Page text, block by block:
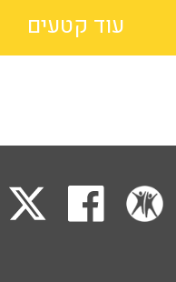
עוד קטעים